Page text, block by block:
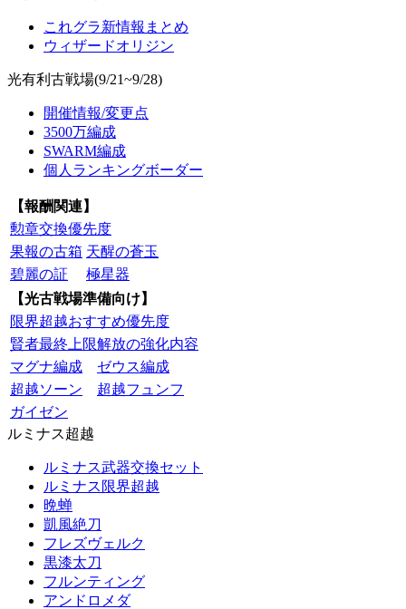
これグラ新情報まとめ
ウィザードオリジン
光有利古戦場(9/21~9/28)
開催情報/変更点
3500万編成
SWARM編成
個人ランキングボーダー
【報酬関連】
勲章交換優先度
果報の古箱 天醒の蒼玉
碧麗の証
極星器
【光古戦場準備向け】
限界超越おすすめ優先度
賢者最終上限解放の強化内容
マグナ編成
ゼウス編成
超越ソーン
超越フュンフ
ガイゼン
ルミナス超越
ルミナス武器交換セット
ルミナス限界超越
晩蝉
凱風絶刀
フレズヴェルク
黒漆太刀
フルンティング
アンドロメダ